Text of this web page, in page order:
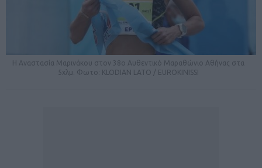
H Αναστασία Μαρινάκου στον 38ο Αυθεντικό Μαραθώνιο Αθήνας στα
5χλμ. Φωτο: KLODIAN LATO / EUROKINISSI